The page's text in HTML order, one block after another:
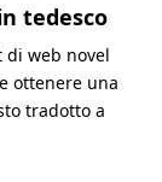
tedesco
di web novel
ottenere una
tradotto a